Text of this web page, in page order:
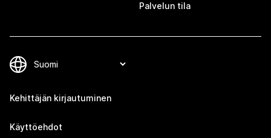
Palvelun tila
Kehittäjän kirjautuminen
Käyttöehdot